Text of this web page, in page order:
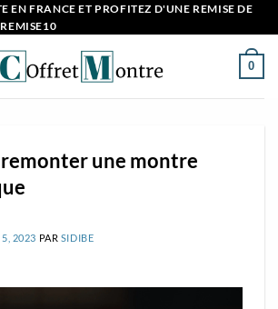
EN FRANCE ET PROFITEZ D'UNE REMISE DE
0
une montre
5, 2023 PAR SIDIBE